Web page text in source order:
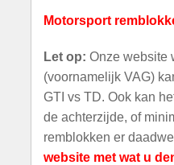
Motorsport
Let op: Onze website
(voornamelijk VAG)
GTI vs TD. Ook kan
de achterzijde, of
remblokken er
website met wat u